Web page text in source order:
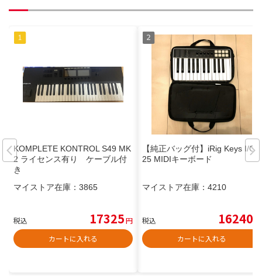
KOMPLETE KONTROL S49 MK
2 ライセンス有り ケーブル付
き
マイストア在庫： 3865
税込 17325円
カートに入れる
【純正バッグ付】iRig Keys I/O
25 MIDIキーボード
マイストア在庫： 4210
税込 16240
カートに入れる